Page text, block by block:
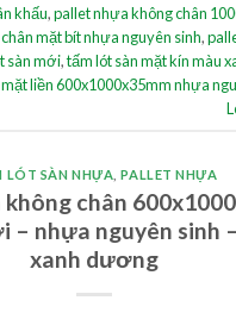
khấu,pallet nhựa không chân
mặt bít nhựa nguyên sinh,
sàn mới,tấm lót sàn mặt kín màu
liền 600x1000x35mm nhựa
LÓT SÀN NHỰA ,PALLET NHỰA
chân
– nhựa nguyên sinh
xanh dương